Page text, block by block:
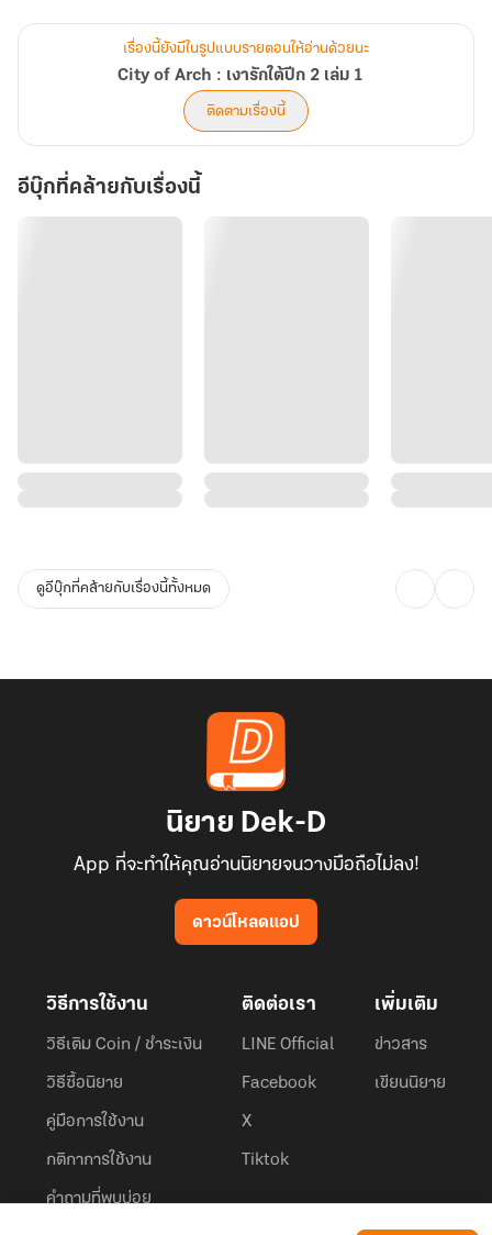
เล่ม
1
เรื่องนี้ยังมีในรูปแบบรายตอนให้อ่านด้วยนะ
City of Arch : เงารักใต้ปีก 2 เล่ม 1
ติดตามเรื่องนี้
อีบุ๊กที่คล้ายกับเรื่องนี้
ดูอีบุ๊กที่คล้ายกับเรื่องนี้ทั้งหมด
นิยาย Dek-D
App ที่จะทำให้คุณอ่านนิยายจนวางมือถือไม่ลง!
ดาวน์โหลดแอป
วิธีการใช้งาน
วิธีเติม Coin / ชำระเงิน
วิธีซื้อนิยาย
คู่มือการใช้งาน
กติกาการใช้งาน
คำถามที่พบบ่อย
ติดต่อเรา
LINE Official
Facebook
X
Tiktok
เพิ่มเติม
ข่าวสาร
เขียนนิยาย